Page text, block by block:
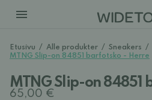
Etusivu / Alle produkter / Sneakers /
MTNG Slip-on 84851 barfotsko - Herre
MTNG Slip-on 84851
65,00 €